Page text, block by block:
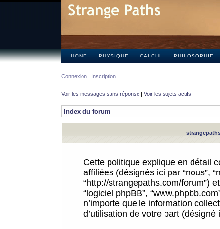
HOME PHYSIQUE CALCUL PHILOSOPHIE
Connexion Inscription
Voir les messages sans réponse | Voir les sujets actifs
Index du forum
Cette politique explique en détail
affiliées (désignés ici par “nous”,
“http://strangepaths.com/forum”)
“logiciel phpBB”,
n’importe quelle information
d’utilisation de votre part (désigné